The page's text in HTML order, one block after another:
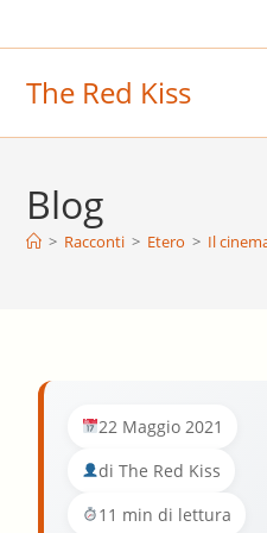
al
The Red Kiss
Blog
> Racconti > Etero > Il
22 Maggio 2021
di The Red Kiss
11 min di lettura